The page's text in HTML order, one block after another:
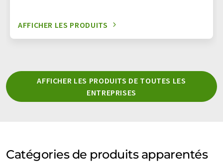
AFFICHER LES PRODUITS
AFFICHER LES PRODUITS DE TOUTES LES
ENTREPRISES
Catégories de produits apparentés